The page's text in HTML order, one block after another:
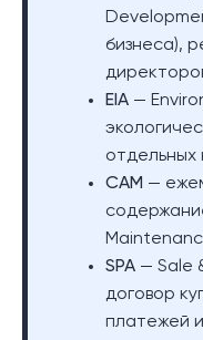
бизнеса),
EIA —
отдельных
CAM —
SPA — Sale
договор
платежей